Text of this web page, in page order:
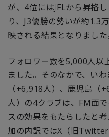
が、4位にはJFLから昇格
り、J3優勝の勢いが約1.3
映される結果となりました
フォロワー数を5,000人以
ました。そのなかで、い
（+6,918人）、鹿児島（
人）の4クラブは、FM面
スの効果をもたらしたと
加の内訳ではX（旧